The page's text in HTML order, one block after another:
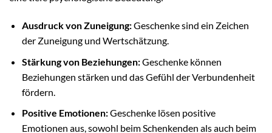
Ausdruck von Zuneigung:Geschenke sind ein Zeichen
der Zuneigung und Wertschätzung.
Stärkung von Beziehungen:Geschenke können
Beziehungen stärken und das Gefühl der Verbundenheit
fördern.
Positive Emotionen:Geschenke lösen positive
Emotionen aus, sowohl beim Schenkenden als auch beim